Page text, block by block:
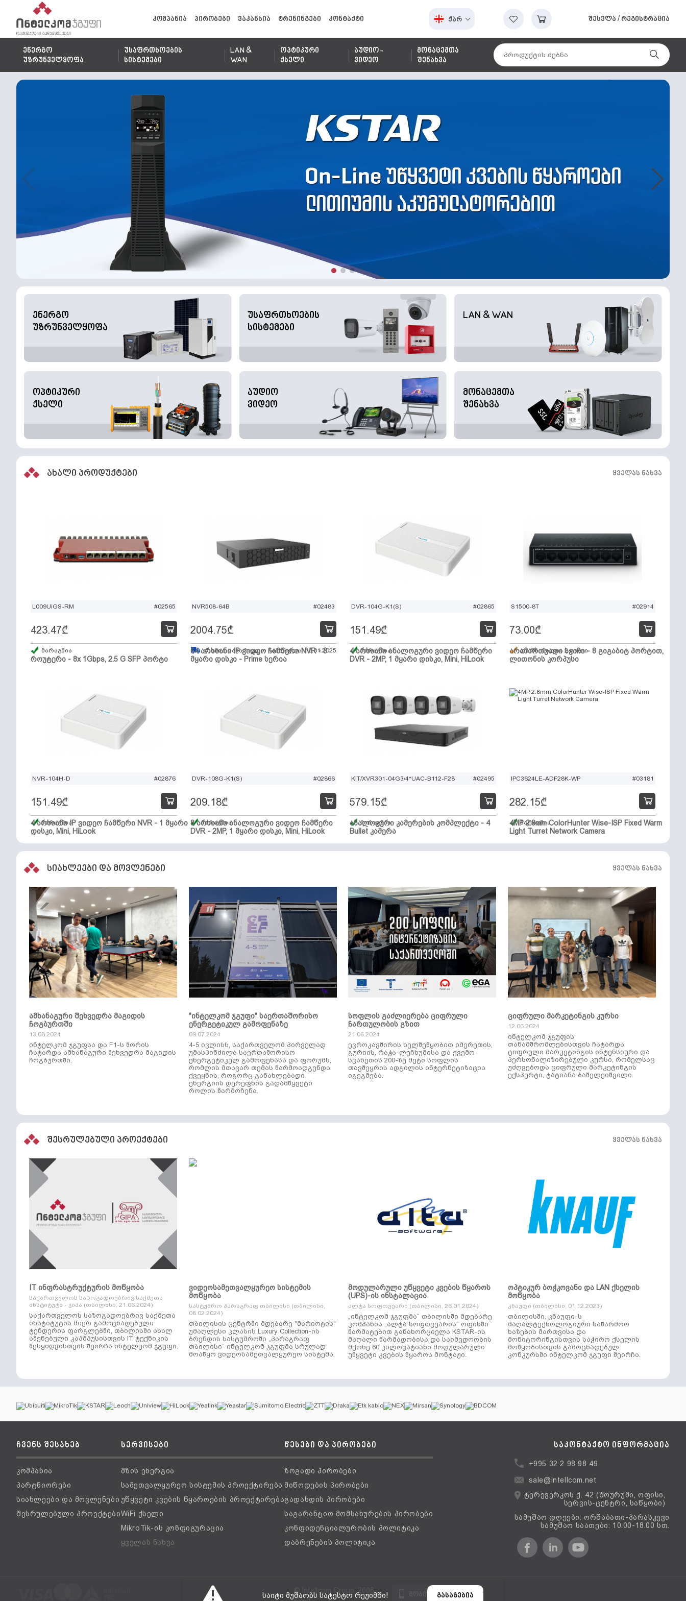
კომპანია პირობები ვაკანსია ტრენინგები კონტაქტი ქარ შესვლა / რეგისტრაცია
ენერგო
უზრუნველყოფა
უსაფრთხოების
სისტემები
LAN &
WAN
ოპტიკური
ქსელი
აუდიო-
ვიდეო
მონაცემთა
შენახვა
ენერგო
უზრუნველყოფა
უსაფრთხოების
სისტემები
LAN & WAN
ოპტიკური
ქსელი
აუდიო
ვიდეო
მონაცემთა
შენახვა
ახალი პროდუქტები ყველას ნახვა
L009UiGS-RM #02565
როუტერი - 8x 1Gbps, 2.5 G SFP პორტი
423.47₾
მარაგშია
NVR508-64B #02483
64 არხიანი IP ვიდეო ჩამწერი NVR - 8
მყარი დისკი - Prime სერია
2004.75₾
გზაშია, სავარაუდო ჩამოსვლა: 10.01.2025
DVR-104G-K1(S) #02865
4 არხიანი ანალოგური ვიდეო ჩამწერი
DVR - 2MP, 1 მყარი დისკი, Mini, HiLook
151.49₾
მარაგშია
S1500-8T #02914
არამართვადი სვიჩი - 8 გიგაბიტ პორტით,
ლითონის კორპუსი
73.00₾
დარჩენილია 2 ცალი
NVR-104H-D #02876
4 არხიანი IP ვიდეო ჩამწერი NVR - 1 მყარი
დისკი, Mini, HiLook
151.49₾
მარაგშია
DVR-108G-K1(S) #02866
8 არხიანი ანალოგური ვიდეო ჩამწერი
DVR - 2MP, 1 მყარი დისკი, Mini, HiLook
209.18₾
მარაგშია
KIT/XVR301-04G3/4*UAC-B112-F28 #02495
ანალოგური კამერების კომპლექტი - 4
Bullet კამერა
579.15₾
მარაგშია
IPC3624LE-ADF28K-WP #03181
4MP 2.8mm ColorHunter Wise-ISP Fixed Warm
Light Turret Network Camera
282.15₾
მარაგშია
სიახლეები და მოვლენები ყველას ნახვა
ამხანაგური შეხვედრა მაგიდის
ჩოგბურთში
13.08.2024
ინტელკომ ჯგუფსა და F1-ს შორის
ჩატარდა ამხანაგური შეხვედრა მაგიდის
ჩოგბურთში.
"ინტელკომ ჯგუფი" საერთაშორისო
ენერგეტიკულ გამოფენაზე
09.07.2024
4-5 ივლისს, საქართველომ პირველად
უმასპინძილა საერთაშორისო
ენერგეტიკულ გამოფენასა და ფორუმს,
რომლის მთავარ თემას წარმოადგენდა
ქვეყნის, როგორც განახლებადი
ენერგიის დერეფნის გადამწყვეტი
როლის წარმოჩენა.
სოფლის გაძლიერება ციფრული
ჩართულობის გზით
21.06.2024
ევროკავშირის ხელშეწყობით იმერეთის,
გურიის, რაჭა-ლეჩხუმისა და ქვემო
სვანეთის 200-ზე მეტი სოფლის
თავშეყრის ადგილის ინტერნეტიზაცია
იგეგმება.
ციფრული მარკეტინგის კურსი
12.06.2024
ინტელკომ ჯგუფის
თანამშრომლებისთვის ჩატარდა
ციფრული მარკეტინგის ინტენსიური და
პერსონალიზირებული კურსი, რომელსაც
უძღვებოდა ციფრული მარკეტინგის
ექსპერტი, ტატიანა ბაშელეიშვილი.
შესრულებული პროექტები ყველას ნახვა
IT ინფრასტრუქტურის მოწყობა
საქართველოს საზოგადოებრივ საქმეთა
ინსტიტუტი - ჯიპა (თბილისი, 21.06.2024)
საქართველოს საზოგადოებრივ საქმეთა
ინსტიტუტის მიერ გამოცხადებული
ტენდერის ფარგლებში, თბილისში ახალ
აშენებული კაპმპუსისთვის IT ტექნიკის
შესყიდვისთვის შეირჩა ინტელკომ ჯგუფი.
ვიდეოსამეთვალყურეო სისტემის
მოწყობა
სასტუმრო პარაგრაფ თბილისი (თბილისი,
08.02.2024)
თბილისის ცენტრში მდებარე "მარიოტის"
უმაღლესი კლასის Luxury Collection-ის
ბრენდის სასტუმროში „პარაგრაფ
თბილისი“ ინტელკომ ჯგუფმა სრულად
მოაწყო ვიდეოსამეთვალყურეო სისტემა.
მოდულარული უწყვეტი კვების წყაროს
(UPS)-ის ინსტალაცია
ალტა სოფთვეარი (თბილისი, 26.01.2024)
„ინტელკომ ჯგუფმა“ თბილისში მდებარე
კომპანია „ალტა სოფთვეარის“ ოფისში
წარმატებით განახორციელა KSTAR-ის
მაღალი წარმადობისა და საიმედოობის
მქონე 60 კილოვატიანი მოდულარული
უწყვეტი კვების წყაროს მონტაჟი.
ოპტიკურ ბოჭკოვანი და LAN ქსელის
მოწყობა
კნაუფი (თბილისი, 01.12.2023)
თბილისში, კნაუფი-ს
მაღალტექნოლოგიური საწარმოო
ხაზების მართვისა და
მონიტორინგისთვის საჭირო ქსელის
მოწყობისთვის გამოცხადებულ
კონკურსში ინტელკომ ჯგუფი შეირჩა.
ჩვენს შესახებ
კომპანია
პარტნიორები
სიახლეები და მოვლენები
შესრულებული პროექტები
სერვისები
მზის ენერგია
სამეთვალყურეო სისტემის პროექტირება
უწყვეტი კვების წყაროების პროექტირება
WiFi ქსელი
MikroTik-ის კონფიგურაცია
ყველას ნახვა
წესები და პირობები
ზოგადი პირობები
მიწოდების პირობები
გადახდის პირობები
საგარანტიო მომსახურების პირობები
კონფიდენციალურობის პოლიტიკა
დაბრუნების პოლიტიკა
საკონტაქტო ინფორმაცია
+995 32 2 98 98 49
sale@intellcom.net
ტერევერკოს ქ. 42 (შოურუმი, ოფისი,
სერვის-ცენტრი, საწყობი)
სამუშაო დღეები: ორშაბათი-პარასკევი
სამუშაო საათები: 10.00-18.00 სთ.
2024
მობილური ვერსია
საიტი მუშაობს სატესტო რეჟიმში! გასაგებია